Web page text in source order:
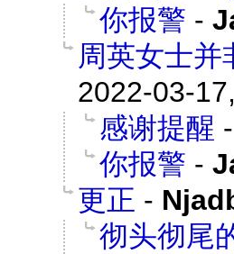
你报警 -
周英女士并
2022-03-
感谢提醒 -
你报警 -
更正 -
彻头彻尾